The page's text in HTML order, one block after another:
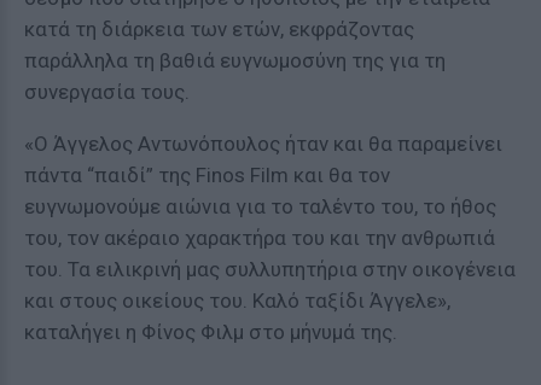
κατά τη διάρκεια των ετών, εκφράζοντας
παράλληλα τη βαθιά ευγνωμοσύνη της για τη
συνεργασία τους.
«Ο Άγγελος Αντωνόπουλος ήταν και θα παραμείνει
πάντα “παιδί” της Finos Film και θα τον
ευγνωμονούμε αιώνια για το ταλέντο του, το ήθος
του, τον ακέραιο χαρακτήρα του και την ανθρωπιά
του. Τα ειλικρινή μας συλλυπητήρια στην οικογένεια
και στους οικείους του. Καλό ταξίδι Άγγελε»,
καταλήγει η Φίνος Φιλμ στο μήνυμά της.